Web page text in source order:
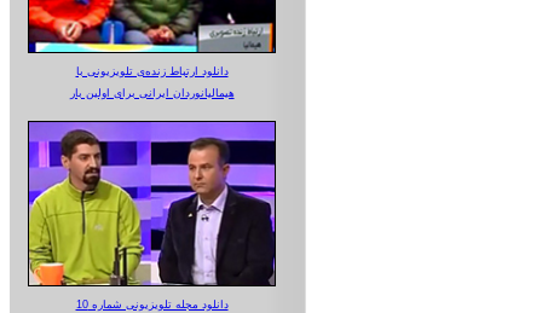
دانلود ارتباط زنده‌ی تلویزیونی‌ با
هیمالیانوردان ایرانی برای اولین بار
دانلود مجله تلویزیونی شماره 10